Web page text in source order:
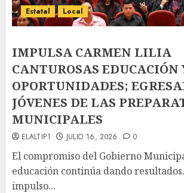
Estatal Local
IMPULSA CARMEN LILIA
CANTUROSAS EDUCACIÓN
OPORTUNIDADES;
JÓVENES DE LAS
MUNICIPALES
ELALTIP1 JULIO 16, 2026 0
El compromiso del Gobierno
educación continúa dando
impulso...